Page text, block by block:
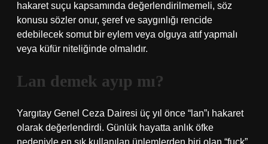
hakaret suçu kapsamında değerlendirilmemeli, söz
konusu sözler onur, şeref ve saygınlığı rencide
edebilecek somut bir eylem veya olguya atıf yapmalı
veya küfür niteliğinde olmalıdır.
Lan demek ayıp mı?
Yargıtay Genel Ceza Dairesi üç yıl önce “lan”ı hakaret
olarak değerlendirdi. Günlük hayatta anlık öfke
nedeniyle en sık kullanılan ünlemlerden biri olan “fuck”